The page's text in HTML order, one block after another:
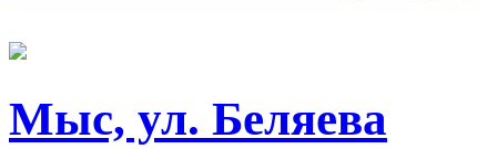
Мыс, ул. Беляева